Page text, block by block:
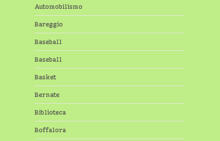
Automobilismo
Bareggio
Baseball
Baseball
Basket
Bernate
Biblioteca
Boffalora